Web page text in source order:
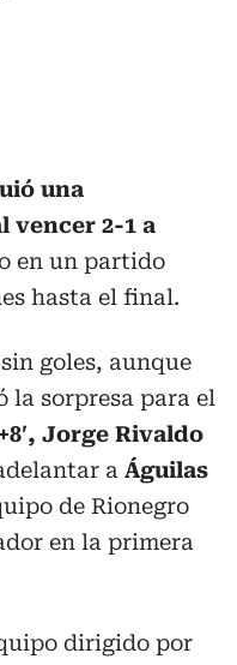
una
vencer 2-1 a
en un partido
hasta el final.
goles, aunque
la sorpresa para el
Jorge Rivaldo
a Águilas
de Rionegro
en la primera
dirigido por